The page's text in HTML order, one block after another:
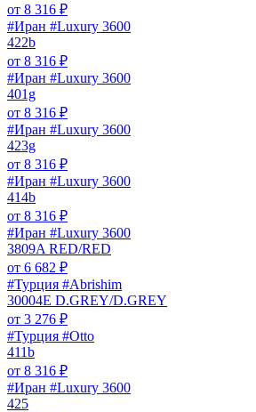
от 8 316 ₽
#Иран #Luxury 3600
422b
от 8 316 ₽
#Иран #Luxury 3600
401g
от 8 316 ₽
#Иран #Luxury 3600
423g
от 8 316 ₽
#Иран #Luxury 3600
414b
от 8 316 ₽
#Иран #Luxury 3600
3809A RED/RED
от 6 682 ₽
#Турция #Abrishim
30004E D.GREY/D.GREY
от 3 276 ₽
#Турция #Otto
411b
от 8 316 ₽
#Иран #Luxury 3600
425